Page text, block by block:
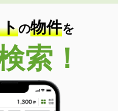
の物件を
索！